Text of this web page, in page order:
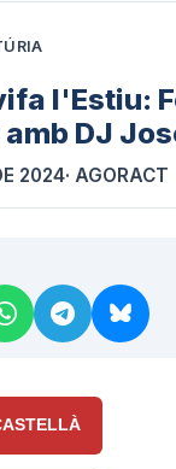
l'Estiu:
DJ
2024· AGORACT